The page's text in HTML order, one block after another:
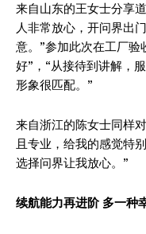
来自山东的王女士分享
人非常放心，开问界出
意。”参加此次在工厂验
好”，“从接待到讲解，
形象很匹配。”
来自浙江的陈女士同样
且专业，给我的感觉特
选择问界让我放心。”
续航能力再进阶 多一种